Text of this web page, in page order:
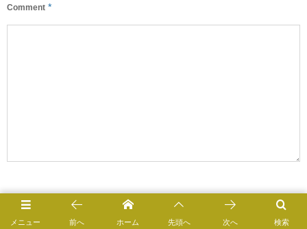
Comment *
Name
メニュー 検索
前へ ホーム 先頭へ 次へ